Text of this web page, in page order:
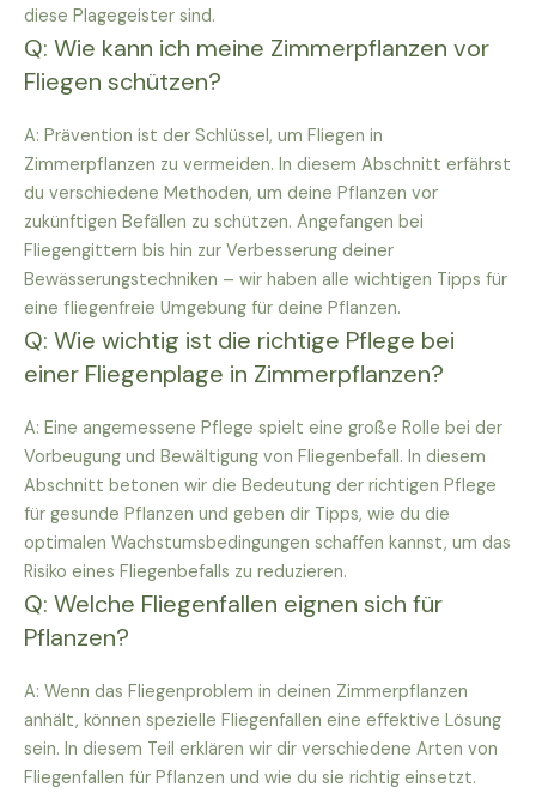
diese Plagegeister sind.
Q: Wie kann ich meine Zimmerpflanzen vor
Fliegen schützen?
A: Prävention ist der Schlüssel, um Fliegen in
Zimmerpflanzen zu vermeiden. In diesem Abschnitt erfährst
du verschiedene Methoden, um deine Pflanzen vor
zukünftigen Befällen zu schützen. Angefangen bei
Fliegengittern bis hin zur Verbesserung deiner
Bewässerungstechniken – wir haben alle wichtigen Tipps für
eine fliegenfreie Umgebung für deine Pflanzen.
Q: Wie wichtig ist die richtige Pflege bei
einer Fliegenplage in Zimmerpflanzen?
A: Eine angemessene Pflege spielt eine große Rolle bei der
Vorbeugung und Bewältigung von Fliegenbefall. In diesem
Abschnitt betonen wir die Bedeutung der richtigen Pflege
für gesunde Pflanzen und geben dir Tipps, wie du die
optimalen Wachstumsbedingungen schaffen kannst, um das
Risiko eines Fliegenbefalls zu reduzieren.
Q: Welche Fliegenfallen eignen sich für
Pflanzen?
A: Wenn das Fliegenproblem in deinen Zimmerpflanzen
anhält, können spezielle Fliegenfallen eine effektive Lösung
sein. In diesem Teil erklären wir dir verschiedene Arten von
Fliegenfallen für Pflanzen und wie du sie richtig einsetzt.